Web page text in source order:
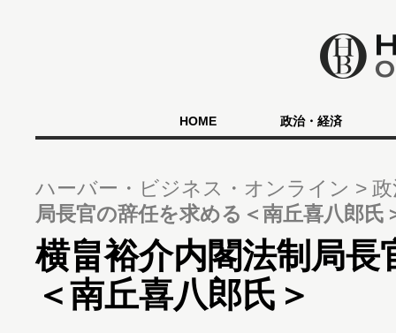
HOME 政治・経済
ハーバー・ビジネス・オンライン
局長官の辞任を求める＜南丘喜八郎氏
横畠裕介内閣法制局長
＜南丘喜八郎氏＞